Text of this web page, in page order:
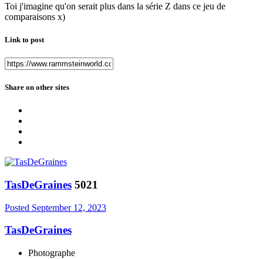
Toi j'imagine qu'on serait plus dans la série Z dans ce jeu de
comparaisons x)
Link to post
Share on other sites
TasDeGraines 5021
Posted September 12, 2023
TasDeGraines
Photographe